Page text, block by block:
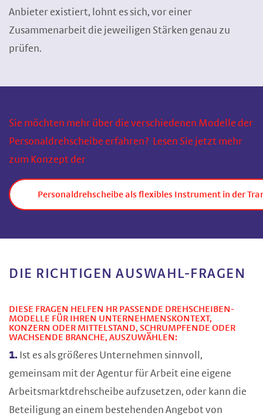
Anbieter existiert, lohnt es sich, vor einer
Zusammenarbeit die jeweiligen Stärken genau zu
prüfen.
Sie möchten mehr über die verschiedenen Modelle der
Personaldrehscheibe erfahren? Lesen Sie jetzt mehr
zum Konzept der
Personaldrehscheibe als flexibles Instrument in der
DIE RICHTIGEN AUSWAHL-FRAGEN
DIESE FRAGEN HELFEN HR PASSENDE DREHSCHEIBEN-
MODELLE FÜR IHREN UNTERNEHMENSKONTEXT,
KONZERN ODER MITTELSTAND, SCHRUMPFENDE ODER
WACHSENDE BRANCHE, AUSZUWÄHLEN:
1. Ist es als größeres Unternehmen sinnvoll,
gemeinsam mit der Agentur für Arbeit eine eigene
Arbeitsmarktdrehscheibe aufzusetzen, oder kann die
Beteiligung an einem bestehenden Angebot von